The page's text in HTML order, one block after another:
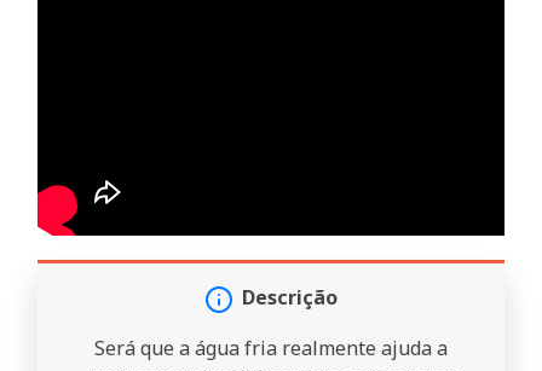
Descrição
Será que a água fria realmente ajuda a